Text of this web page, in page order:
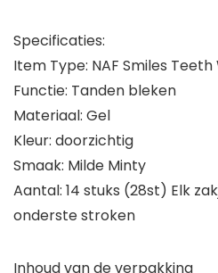
Specificaties:
Item Type: NAF Smiles
Functie: Tanden bleken
Materiaal: Gel
Kleur: doorzichtig
Smaak: Milde Minty
Aantal: 14 stuks (28st) Elk
onderste stroken
Inhoud van de verpakking